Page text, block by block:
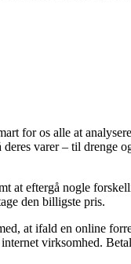
for os alle at
varer – til drenge
at eftergå nogle
den billigste pris.
at ifald en online
virksomhed.